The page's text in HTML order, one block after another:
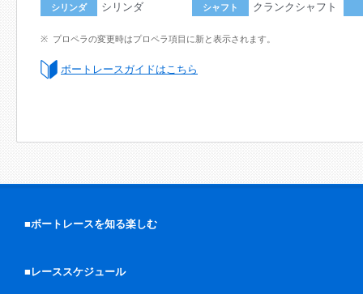
シリンダ シリンダ シャフト クランクシャフト
プロペラの変更時はプロペラ項目に新と表示されます。
ボートレースガイドはこちら
■ボートレースを知る楽しむ
■レーススケジュール